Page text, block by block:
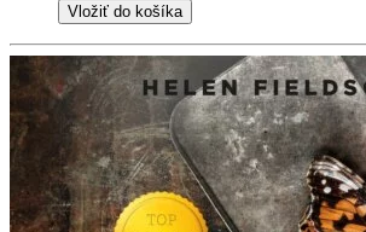
Vložiť do košíka